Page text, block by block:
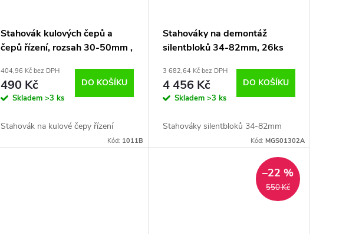
Stahovák kulových čepů a
čepů řízení, rozsah 30-50mm ,
404,96 Kč bez DPH
490 Kč
Skladem>3 ks
DO KOŠÍKU
Stahovák na kulové čepy řízení
Kód: 1011B
Stahováky na demontáž
silentbloků 34-82mm, 26ks
3 682,64 Kč bez DPH
4 456 Kč
Skladem >3 ks
DO KOŠÍKU
Stahováky silentbloků 34-82mm
Kód: MGS01302A
550 Kč
–22 %